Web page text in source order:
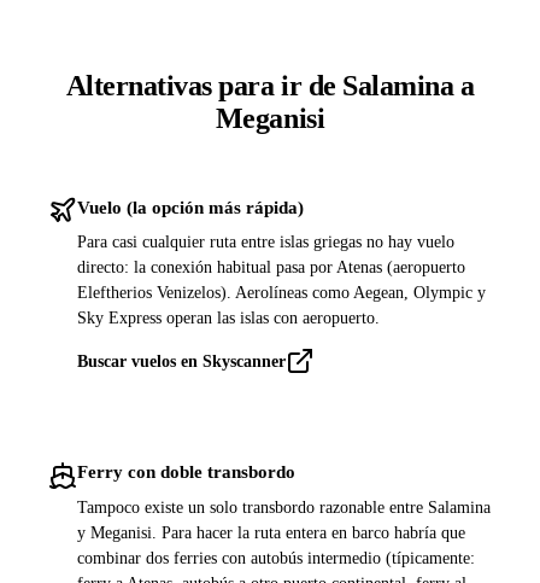
Alternativas para ir de Salamina a
Meganisi
Vuelo (la opción más rápida)
Para casi cualquier ruta entre islas griegas no hay vuelo
directo: la conexión habitual pasa por Atenas (aeropuerto
Eleftherios Venizelos). Aerolíneas como Aegean, Olympic y
Sky Express operan las islas con aeropuerto.
Buscar vuelos en Skyscanner
Ferry con doble transbordo
Tampoco existe un solo transbordo razonable entre Salamina
y Meganisi. Para hacer la ruta entera en barco habría que
combinar dos ferries con autobús intermedio (típicamente: